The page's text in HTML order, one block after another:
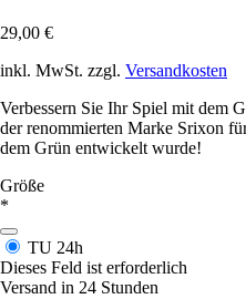
29,00 €
inkl. MwSt. zzgl. Versandkosten
Verbessern Sie Ihr Spiel mit dem
der renommierten Marke Srixon
dem Grün entwickelt wurde!
Größe
*
TU 24h
Dieses Feld ist erforderlich
Versand in 24 Stunden